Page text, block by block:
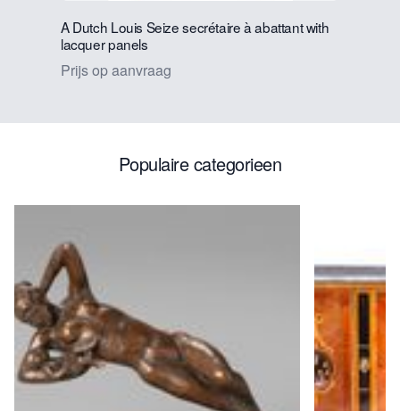
A Dutch Louis Seize secrétaire à abattant with
lacquer panels
Prijs op aanvraag
Populaire categorieen